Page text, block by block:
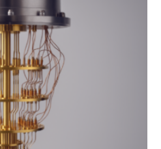
Dies ist der Alltag in
die dieses Jahr 100
die UNESCO 2025 zum
und -
Doch nun hat eine
um den